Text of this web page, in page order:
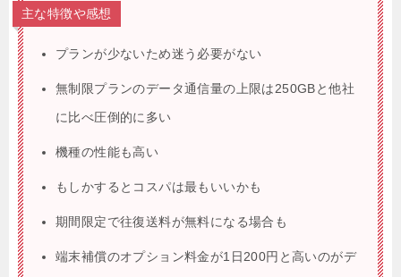
主な特徴や感想
プランが少ないため迷う必要がない
無制限プランのデータ通信量の上限は250GBと他社
に比べ圧倒的に多い
機種の性能も高い
もしかするとコスパは最もいいかも
期間限定で往復送料が無料になる場合も
端末補償のオプション料金が1日200円と高いのがデ